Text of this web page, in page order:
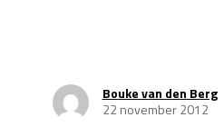
Bouke van den Berg
22 november 2012